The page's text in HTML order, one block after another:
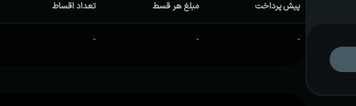
پیش پرداخت مبلغ هر قسط تعداد اقساط
-
-
-